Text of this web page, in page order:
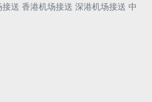
接送 香港机场接送 深港机场接送 中